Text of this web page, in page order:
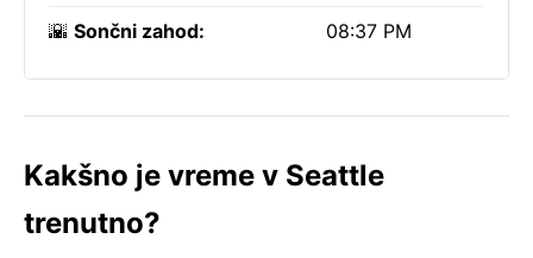
🌇 Sončni zahod: 08:37 PM
Kakšno je vreme v Seattle
trenutno?